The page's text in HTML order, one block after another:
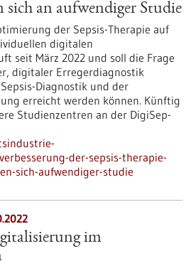
an aufwendiger Studie
der Sepsis-Therapie auf
digitalen
seit März 2022 und soll die Frage
digitaler Erregerdiagnostik
Diagnostik und der
erreicht werden können. Künftig
Studienzentren an der DigiSep-
der-sepsis-therapie-
sich-aufwendiger-studie
im